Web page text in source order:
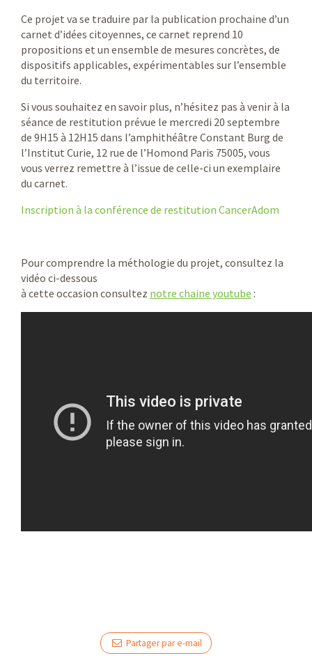
Ce projet va se traduire par la publication prochaine d’un
carnet d’idées citoyennes, ce carnet reprend 10
propositions et un ensemble de mesures concrètes, de
dispositifs applicables, expérimentables sur l’ensemble
du territoire.
Si vous souhaitez en savoir plus, n’hésitez pas à venir à la
séance de restitution prévue le mercredi 20 septembre
de 9H15 à 12H15 dans l’amphithéâtre Constant Burg de
l’Institut Curie, 12 rue de l’Homond Paris 75005, vous
vous verrez remettre à l’issue de celle-ci un exemplaire
du carnet.
Inscription à la conférence de restitution CancerAdom
Pour comprendre la méthologie du projet, consultez la
vidéo ci-dessous
à cette occasion consultez notre chaine youtube :
Partager par e-mail